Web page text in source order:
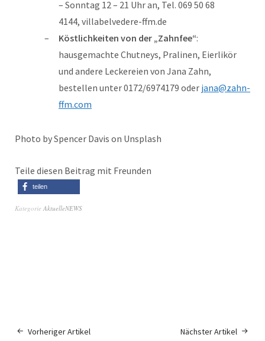
– Sonntag 12 – 21 Uhr an, Tel. 069 50 68
4144, villabelvedere-ffm.de
Köstlichkeiten von der „Zahnfee“:
hausgemachte Chutneys, Pralinen, Eierlikör
und andere Leckereien von Jana Zahn,
bestellen unter 0172/6974179 oder jana@zahn-
ffm.com
Photo by Spencer Davis on Unsplash
Teile diesen Beitrag mit Freunden
teilen
Kategorie AktuelleNEWS
Vorheriger Artikel Nächster Artikel